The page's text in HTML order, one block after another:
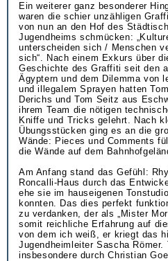
Ein weiterer ganz besonderer
waren die schier unzähligen
von nun an den Hof des
Jugendheims schmücken:
unterscheiden sich / Menschen
sich“. Nach einem Exkurs über
Geschichte des Graffiti seit den
Ägyptern und dem Dilemma von
und illegalem Sprayen hatten
Derichs und Tom Seitz aus
ihrem Team die nötigen
Kniffe und Tricks gelehrt. Nach
Übungsstücken ging es an die
Wände: Pieces und Comments
die Wände auf dem
Am Anfang stand das Gefühl:
Roncalli-Haus durch das
ehe sie im hauseigenen
konnten. Das dies perfekt
zu verdanken, der als „Mister
somit reichliche Erfahrung auf
von dem ich weiß, er kriegt das
Jugendheimleiter Sascha
insbesondere durch Christian